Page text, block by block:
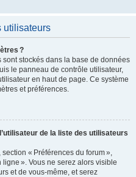
utilisateurs
?
stockés dans la base de données
le panneau de contrôle utilisateur,
en haut de page. Ce système
et préférences.
de la liste des utilisateurs
« Préférences du forum »,
ligne ». Vous ne serez alors visible
et de vous-même, et serez